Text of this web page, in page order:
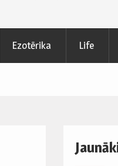
Ezotērika Life